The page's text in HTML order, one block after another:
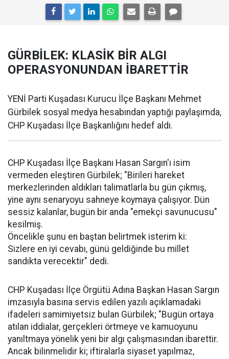
GÜRBİLEK: KLASİK BİR ALGI
OPERASYONUNDAN İBARETTİR
YENİ Parti Kuşadası Kurucu İlçe Başkanı Mehmet
Gürbilek sosyal medya hesabından yaptığı paylaşımda,
CHP Kuşadası İlçe Başkanlığını hedef aldı.
CHP Kuşadası İlçe Başkanı Hasan Sargın'ı isim
vermeden eleştiren Gürbilek; "Birileri hareket
merkezlerinden aldıkları talimatlarla bu gün çıkmış,
yine aynı senaryoyu sahneye koymaya çalışıyor. Dün
sessiz kalanlar, bugün bir anda "emekçi savunucusu"
kesilmiş.
Öncelikle şunu en baştan belirtmek isterim ki:
Sizlere en iyi cevabı, günü geldiğinde bu millet
sandıkta verecektir" dedi.
CHP Kuşadası İlçe Örgütü Adına Başkan Hasan Sargın
imzasıyla basına servis edilen yazılı açıklamadaki
ifadeleri samimiyetsiz bulan Gürbilek; "Bugün ortaya
atılan iddialar, gerçekleri örtmeye ve kamuoyunu
yanıltmaya yönelik yeni bir algı çalışmasından ibarettir.
Ancak bilinmelidir ki; iftiralarla siyaset yapılmaz,